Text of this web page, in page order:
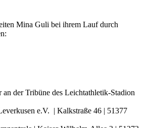
Mina Guli bei ihrem Lauf durch
an der Tribüne des Leichtathletik-Stadion
e.V. | Kalkstraße 46 | 51377